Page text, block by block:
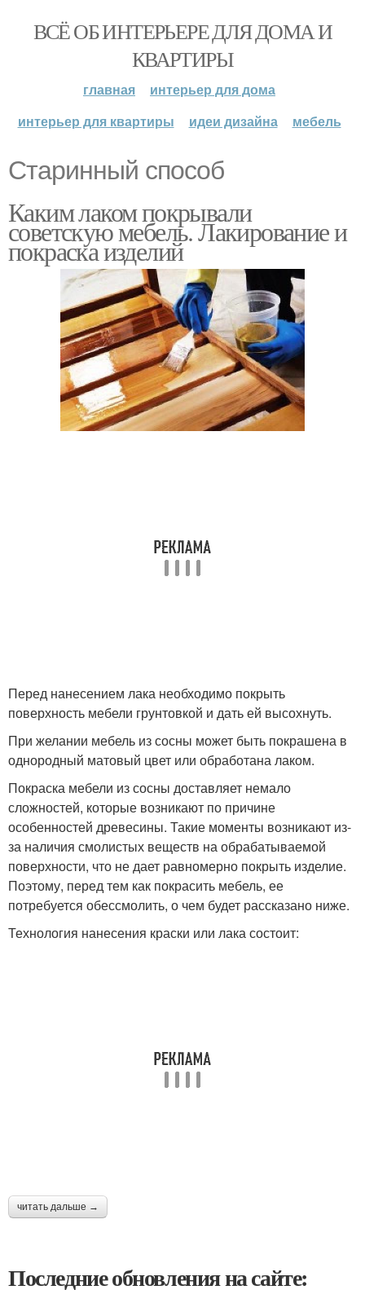
ВСЁ ОБ ИНТЕРЬЕРЕ ДЛЯ ДОМА И
КВАРТИРЫ
главная
интерьер для дома
интерьер для квартиры
идеи дизайна мебель
Старинный способ
Каким лаком покрывали
советскую мебель. Лакирование и
покраска изделий
Перед нанесением лака необходимо покрыть
поверхность мебели грунтовкой и дать ей высохнуть.
При желании мебель из сосны может быть покрашена в
однородный матовый цвет или обработана лаком.
Покраска мебели из сосны доставляет немало
сложностей, которые возникают по причине
особенностей древесины. Такие моменты возникают из-
за наличия смолистых веществ на обрабатываемой
поверхности, что не дает равномерно покрыть изделие.
Поэтому, перед тем как покрасить мебель, ее
потребуется обессмолить, о чем будет рассказано ниже.
Технология нанесения краски или лака состоит:
читать дальше →
Последние обновления на сайте: